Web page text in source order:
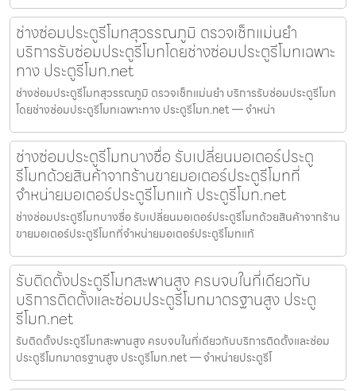
ช่างซ่อมประตูรีโมทสุวรรณภูมิ ตรวจเช็กแม่นยำ
บริการรับซ่อมประตูรีโมทโดยช่างซ่อมประตูรีโมทเฉพาะ
ทาง ประตูรีโมท.net
ช่างซ่อมประตูรีโมทสุวรรณภูมิ ตรวจเช็กแม่นยำ บริการรับซ่อมประตูรีโมท
โดยช่างซ่อมประตูรีโมทเฉพาะทาง ประตูรีโมท.net — จำหน่า
ช่างซ่อมประตูรีโมทบางซื่อ รับเปลี่ยนมอเตอร์ประตู
รีโมทด้วยสินค้าจากร้านขายมอเตอร์ประตูรีโมทที่
จำหน่ายมอเตอร์ประตูรีโมทแท้ ประตูรีโมท.net
ช่างซ่อมประตูรีโมทบางซื่อ รับเปลี่ยนมอเตอร์ประตูรีโมทด้วยสินค้าจากร้าน
ขายมอเตอร์ประตูรีโมทที่จำหน่ายมอเตอร์ประตูรีโมทแท้
รับติดตั้งประตูรีโมทสะพานสูง ครบจบในที่เดียวกับ
บริการติดตั้งและซ่อมประตูรีโมทมาตรฐานสูง ประตู
รีโมท.net
รับติดตั้งประตูรีโมทสะพานสูง ครบจบในที่เดียวกับบริการติดตั้งและซ่อม
ประตูรีโมทมาตรฐานสูง ประตูรีโมท.net — จำหน่ายประตูรีโ